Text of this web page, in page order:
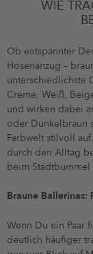
WIE
Ob entspannter
Hosenanzug –
unterschiedlichste
Creme, Weiß,
und wirken dabei
oder Dunkelbraun
Farbwelt stilvoll
durch den Alltag
beim
Braune Ballerinas:
Wenn Du ein Paar
deutlich häufiger